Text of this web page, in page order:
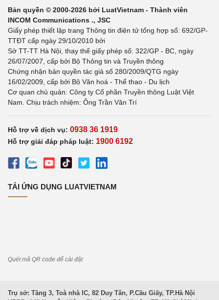
Bản quyền © 2000-2026 bởi LuatVietnam - Thành viên
INCOM Communications ., JSC
Giấy phép thiết lập trang Thông tin điện tử tổng hợp số: 692/GP-
TTĐT cấp ngày 29/10/2010 bởi
Sở TT-TT Hà Nội, thay thế giấy phép số: 322/GP - BC, ngày
26/07/2007, cấp bởi Bộ Thông tin và Truyền thông
Chứng nhận bản quyền tác giả số 280/2009/QTG ngày
16/02/2009, cấp bởi Bộ Văn hoá - Thể thao - Du lịch
Cơ quan chủ quản: Công ty Cổ phần Truyền thông Luật Việt
Nam. Chịu trách nhiệm: Ông Trần Văn Trí
Hỗ trợ về dịch vụ: 0938 36 1919
Hỗ trợ giải đáp pháp luật: 1900 6192
TẢI ỨNG DỤNG LUATVIETNAM
Quét mã QR code để cài đặt
Trụ sở: Tầng 3, Toà nhà IC, 82 Duy Tân, P.Cầu Giấy, TP.Hà Nội